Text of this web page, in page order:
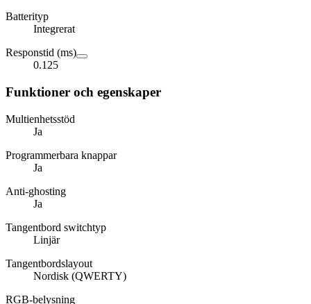
Batterityp
Integrerat
Responstid (ms)
0.125
Funktioner och egenskaper
Multienhetsstöd
Ja
Programmerbara knappar
Ja
Anti-ghosting
Ja
Tangentbord switchtyp
Linjär
Tangentbordslayout
Nordisk (QWERTY)
RGB-belysning